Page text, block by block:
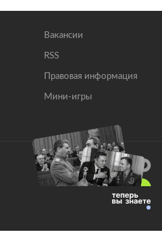
Вакансии
RSS
Правовая информация
Мини-игры
Все права защищены.